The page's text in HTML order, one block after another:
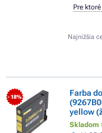
Najnižšia
Pre
- 18%
Farba
yellow
Skladom